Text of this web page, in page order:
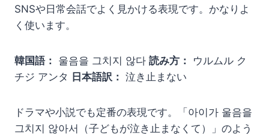
SNSや日常会話でよく見かける表現です。かなりよ
く使います。
韓国語： 울음을 그치지 않다 読み方：
ウルムル ク
チジ アンタ 日本語訳： 泣き止まない
ドラマや小説でも定番の表現です。「아이가 울음을
그치지 않아서（子どもが泣き止まなくて）」のよう